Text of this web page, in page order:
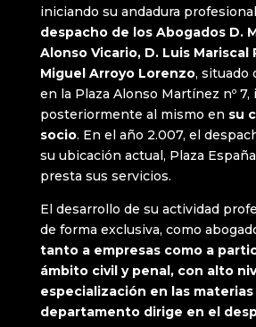
iniciando su andadura
despacho de los Abogados D.
Alonso Vicario, D. Luis Mariscal
Miguel Arroyo Lorenzo, situado
en la Plaza Alonso Martínez nº
posteriormente al mismo en su
socio. En el año 2.007, el
su ubicación actual, Plaza
presta sus servicios.
El desarrollo de su actividad
de forma exclusiva, como
tanto a empresas como a
ámbito civil y penal, con alto
especialización en las
departamento dirige en el